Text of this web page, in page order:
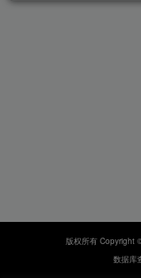
版权所有 Copyright
数据库